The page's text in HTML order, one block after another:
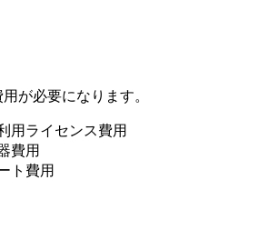
が必要になります。
用ライセンス費用
費用
ト費用